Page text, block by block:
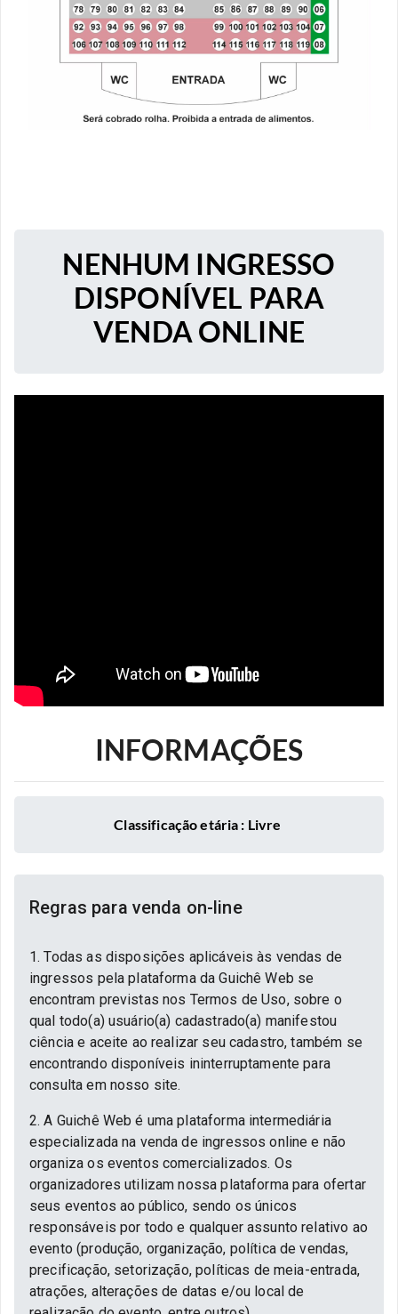
NENHUM INGRESSO
DISPONÍVEL PARA
VENDA ONLINE
INFORMAÇÕES
Classificação etária : Livre
Regras para venda on-line
1. Todas as disposições aplicáveis às vendas de
ingressos pela plataforma da Guichê Web se
encontram previstas nos Termos de Uso, sobre o
qual todo(a) usuário(a) cadastrado(a) manifestou
ciência e aceite ao realizar seu cadastro, também se
encontrando disponíveis ininterruptamente para
consulta em nosso site.
2. A Guichê Web é uma plataforma intermediária
especializada na venda de ingressos online e não
organiza os eventos comercializados. Os
organizadores utilizam nossa plataforma para ofertar
seus eventos ao público, sendo os únicos
responsáveis por todo e qualquer assunto relativo ao
evento (produção, organização, política de vendas,
precificação, setorização, políticas de meia-entrada,
atrações, alterações de datas e/ou local de